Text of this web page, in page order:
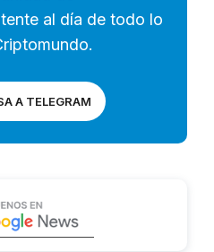
al día de todo lo
A TELEGRAM